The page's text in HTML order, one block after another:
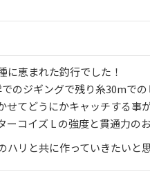
に恵まれた釣行でした！
のジギングで残り糸30mで
てどうにかキャッチする事
コイズ L の強度と貫通力の
ハリと共に作っていきたいと